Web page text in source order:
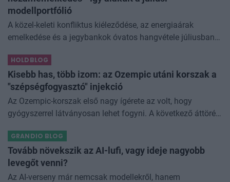
modellportfólió
A közel-keleti konfliktus kiéleződése, az energiaárak
emelkedése és a jegybankok óvatos hangvétele júliusban
miközben a jelentő
HOLDBLOG
Kisebb has, több izom: az Ozempic utáni korszak a
"szépségfogyasztó" injekció
Az Ozempic-korszak első nagy ígérete az volt, hogy
gyógyszerrel látványosan lehet fogyni. A következő áttörés
Kísérleti géncsendesítő
GRANDIO BLOG
Tovább növekszik az AI-lufi, vagy ideje nagyobb
levegőt venni?
Az AI-verseny már nemcsak modellekről, hanem